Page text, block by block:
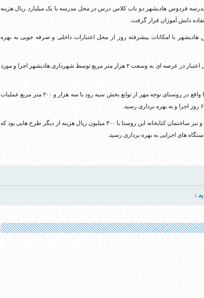
فردوس هادیشهر دو باب کلاس درس در محل مدرسه با یک میلیارد ریال هزینه
دانش آموزان قرار گرفت.
با امکانات پیشرفته روز از محل اعتبارات داخلی و صرفه جویی به بهره
ساختمان جدید پایانه مسافربری هادیشهر با ۲۰ میلیارد ریال اعتبار در عرصه ای به وسعت ۲ هزار متر مربع توسط شهرداری هادیشهر اجرا و مورد
محوطه سازی صحن آستان مقدس امامزاده سید محمد آقا واقع در روستای نوجه مهر از توابع بخش سیه رود با سه هزار و ۲۰۰ متر مربع عملیات
ساختمان دهیاری روستای ارسی با ۹۰۰ میلیون ریال هزینه و نیز ساختمان کتابخانه این روستا با ۳۰۰ میلیون ریال هزینه از دیگر طرح هایی بود که
های اجرایی به بهره برداری رسید.
: